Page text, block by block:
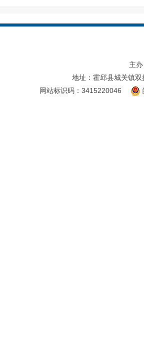
主
地址：霍邱县城关镇双
网站标识码：3415220046